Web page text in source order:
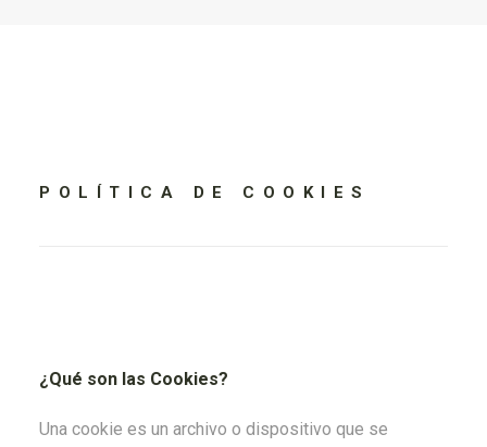
POLÍTICA DE COOKIES
¿Qué son las Cookies?
Una cookie es un archivo o dispositivo que se